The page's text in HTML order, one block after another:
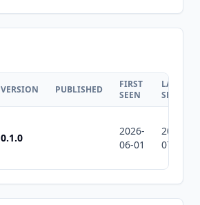
VERSION PUBLISHED
FIRST
SEEN
LAST
SEEN
0.1.0
2026-
06-01
2026-
07-11